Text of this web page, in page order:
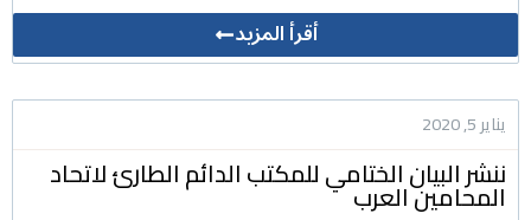
أقرأ المزيد
يناير 5, 2020
ننشر البيان الختامي للمكتب الدائم الطارئ لاتحاد
المحامين العرب